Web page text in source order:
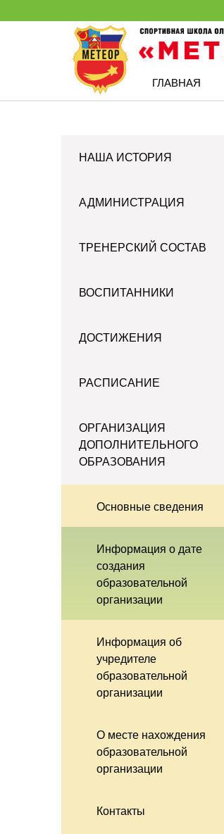
ГЛАВНАЯ
НАША ИСТОРИЯ
АДМИНИСТРАЦИЯ
ТРЕНЕРСКИЙ СОСТАВ
ВОСПИТАННИКИ
ДОСТИЖЕНИЯ
РАСПИСАНИЕ
ОРГАНИЗАЦИЯ
ДОПОЛНИТЕЛЬНОГО
ОБРАЗОВАНИЯ
Основные сведения
Информация о дате
создания
образовательной
организации
Информация об
учредителе
образовательной
организации
О месте нахождения
образовательной
организации
Контакты